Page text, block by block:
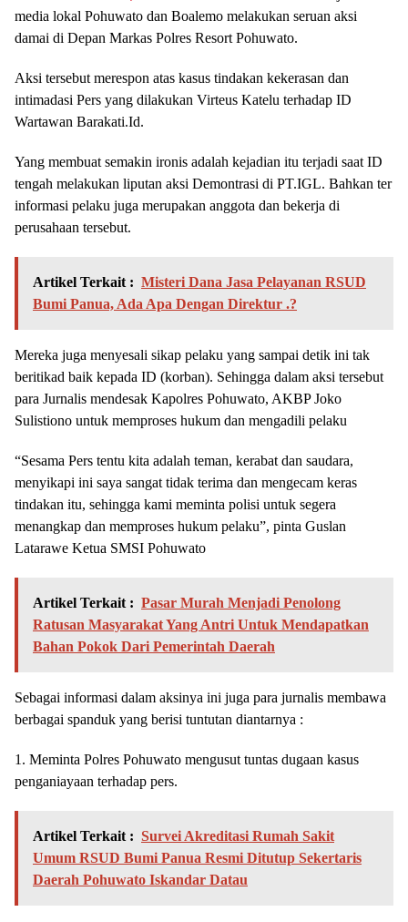
media lokal Pohuwato dan Boalemo melakukan seruan aksi
damai di Depan Markas Polres Resort Pohuwato.
Aksi tersebut merespon atas kasus tindakan kekerasan dan
intimadasi Pers yang dilakukan Virteus Katelu terhadap ID
Wartawan Barakati.Id.
Yang membuat semakin ironis adalah kejadian itu terjadi saat ID
tengah melakukan liputan aksi Demontrasi di PT.IGL. Bahkan ter
informasi pelaku juga merupakan anggota dan bekerja di
perusahaan tersebut.
Artikel Terkait : Misteri Dana Jasa Pelayanan RSUD
Bumi Panua, Ada Apa Dengan Direktur .?
Mereka juga menyesali sikap pelaku yang sampai detik ini tak
beritikad baik kepada ID (korban). Sehingga dalam aksi tersebut
para Jurnalis mendesak Kapolres Pohuwato, AKBP Joko
Sulistiono untuk memproses hukum dan mengadili pelaku
“Sesama Pers tentu kita adalah teman, kerabat dan saudara,
menyikapi ini saya sangat tidak terima dan mengecam keras
tindakan itu, sehingga kami meminta polisi untuk segera
menangkap dan memproses hukum pelaku”, pinta Guslan
Latarawe Ketua SMSI Pohuwato
Artikel Terkait : Pasar Murah Menjadi Penolong
Ratusan Masyarakat Yang Antri Untuk Mendapatkan
Bahan Pokok Dari Pemerintah Daerah
Sebagai informasi dalam aksinya ini juga para jurnalis membawa
berbagai spanduk yang berisi tuntutan diantarnya :
1. Meminta Polres Pohuwato mengusut tuntas dugaan kasus
penganiayaan terhadap pers.
Artikel Terkait : Survei Akreditasi Rumah Sakit
Umum RSUD Bumi Panua Resmi Ditutup Sekertaris
Daerah Pohuwato Iskandar Datau